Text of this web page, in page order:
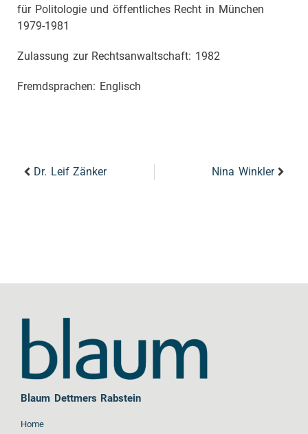
für Politologie und öffentliches Recht in München
1979-1981
Zulassung zur Rechtsanwaltschaft: 1982
Fremdsprachen: Englisch
Dr. Leif Zänker Nina Winkler
Blaum Dettmers Rabstein
Home